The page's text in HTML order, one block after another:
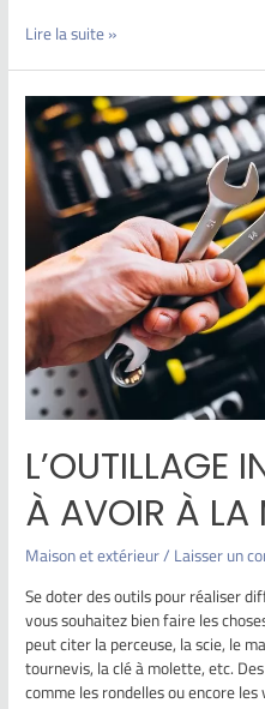
Lire la suite »
L’OUTILLAGE
À AVOIR À LA
Maison et extérieur/Laisser un
Se doter des outils pour réaliser
vous souhaitez bien faire les
peut citer la perceuse, la scie, le
tournevis, la clé à molette, etc.
comme les rondelles ou encore